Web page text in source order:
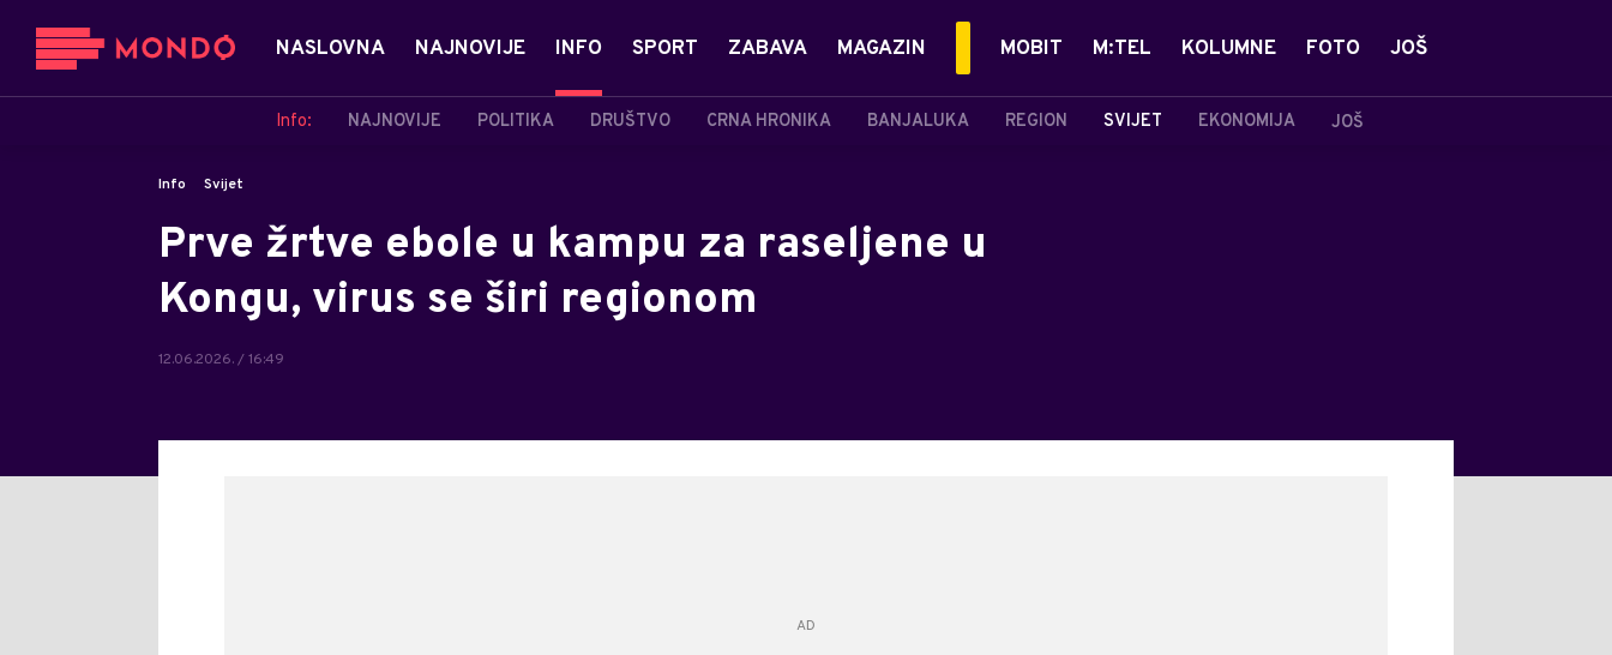
NASLOVNA NAJNOVIJE INFO
Info: NAJNOVIJE POLITIKA DRUŠTVO CRNA HRONIKA BANJALUKA REGION SVIJET EKONOMIJA JOŠ
SPORT ZABAVA MAGAZIN MOBIT M:TEL KOLUMNE FOTO JOŠ
Info Svijet
Prve žrtve ebole u kampu za raseljene u
Kongu, virus se širi regionom
12.06.2026. / 16:49